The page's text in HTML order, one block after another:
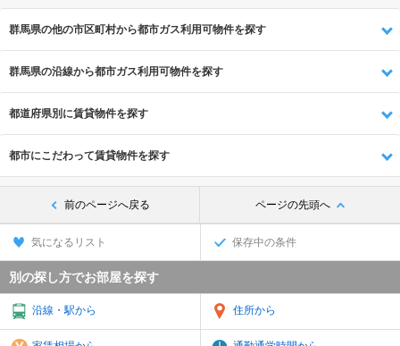
群馬県の他の市区町村から都市ガス利用可物件を探す
群馬県の沿線から都市ガス利用可物件を探す
都道府県別に賃貸物件を探す
都市にこだわって賃貸物件を探す
前のページへ戻る ページの先頭へ
気になるリスト 保存中の条件
別の探し方でお部屋を探す
沿線・駅から 住所から